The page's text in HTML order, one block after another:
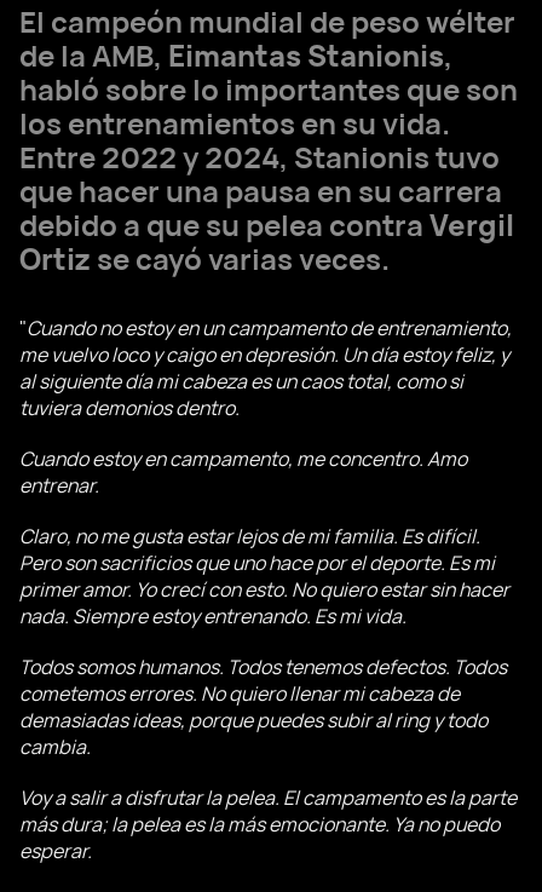
El campeón mundial de peso wélter
de la AMB, Eimantas Stanionis,
habló sobre lo importantes que son
los entrenamientos en su vida.
Entre 2022 y 2024, Stanionis tuvo
que hacer una pausa en su carrera
debido a que su pelea contraVergil
Ortiz se cayó varias veces.
"Cuando no estoy en un campamento de entrenamiento,
me vuelvo loco y caigo en depresión. Un día estoy feliz, y
al siguiente día mi cabeza es un caos total, como si
tuviera demonios dentro.
Cuando estoy en campamento, me concentro. Amo
entrenar.
Claro, no me gusta estar lejos de mi familia. Es difícil.
Pero son sacrificios que uno hace por el deporte. Es mi
primer amor. Yo crecí con esto. No quiero estar sin hacer
nada. Siempre estoy entrenando. Es mi vida.
Todos somos humanos. Todos tenemos defectos. Todos
cometemos errores. No quiero llenar mi cabeza de
demasiadas ideas, porque puedes subir al ring y todo
cambia.
Voy a salir a disfrutar la pelea. El campamento es la parte
más dura; la pelea es la más emocionante. Ya no puedo
esperar.